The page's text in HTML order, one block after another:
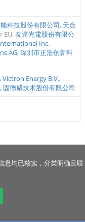
科技股份有限公司, 天合
EU,友達光電股份有限公
Inc.
AG,深圳市正浩创新科
,Victron Energy B.V.,
, 固德威技术股份有限公司
息均已核实，分类明确且联